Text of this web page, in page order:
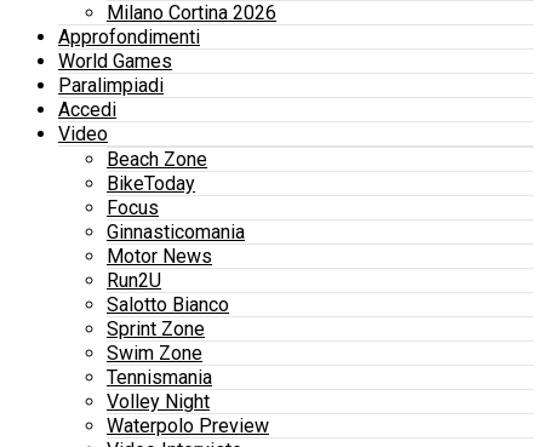
Milano Cortina 2026
Approfondimenti
World Games
Paralimpiadi
Accedi
Video
Beach Zone
BikeToday
Focus
Ginnasticomania
Motor News
Run2U
Salotto Bianco
Sprint Zone
Swim Zone
Tennismania
Volley Night
Waterpolo Preview